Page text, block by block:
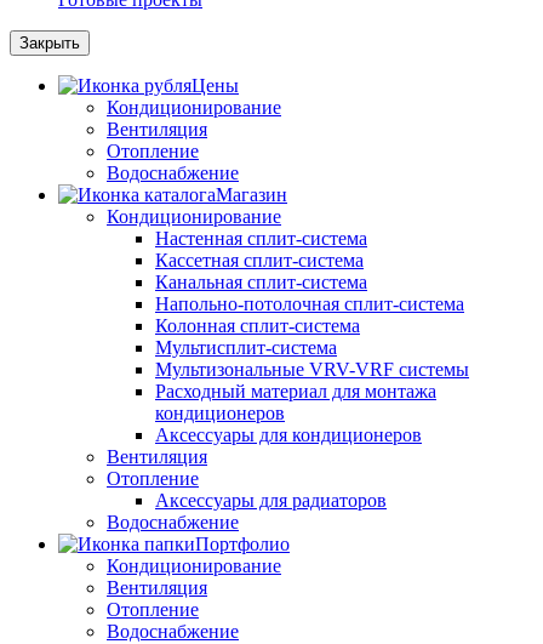
Закрыть
Цены
Кондиционирование
Вентиляция
Отопление
Водоснабжение
Магазин
Кондиционирование
Настенная сплит-система
Кассетная сплит-система
Канальная сплит-система
Напольно-потолочная сплит-система
Колонная сплит-система
Мультисплит-система
Мультизональные VRV-VRF системы
Расходный материал для монтажа
кондиционеров
Аксессуары для кондиционеров
Вентиляция
Отопление
Аксессуары для радиаторов
Водоснабжение
Портфолио
Кондиционирование
Вентиляция
Отопление
Водоснабжение